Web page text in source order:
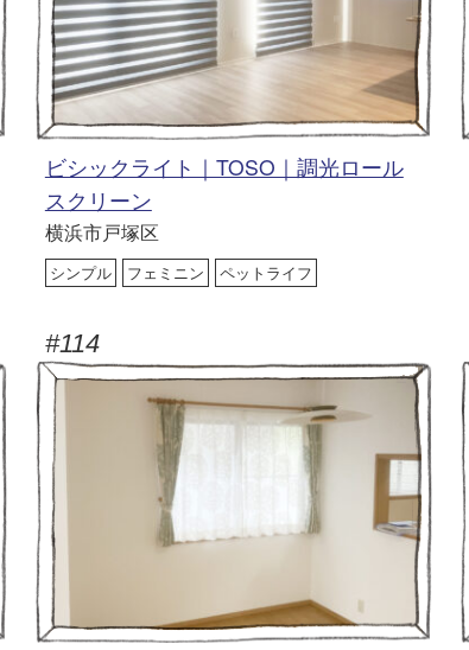
ビシックライト｜TOSO｜調光ロール
スクリーン
横浜市戸塚区
シンプル フェミニン ペットライフ
#114